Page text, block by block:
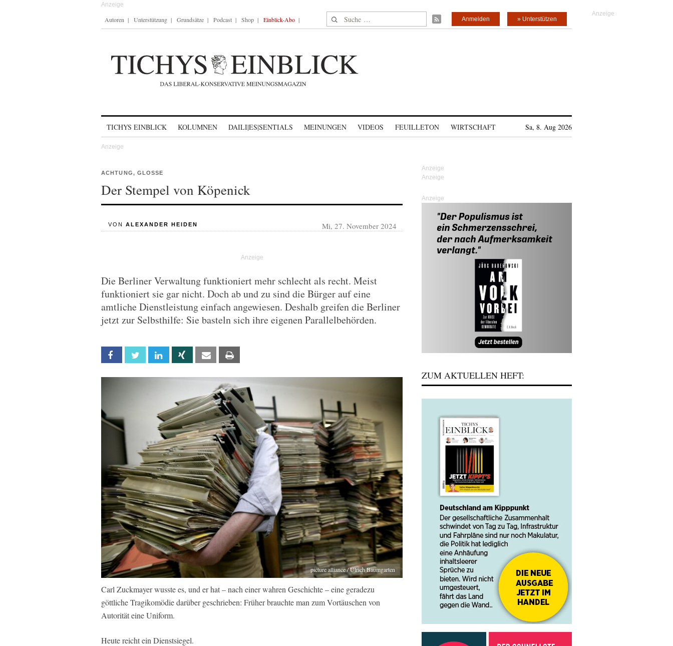
Autoren Unterstützung Grundsätze Podcast Shop Einblick-Abo Suche nach: » Unterstützen
Anmelden
TICHYS EINBLICK KOLUMNEN DAILI|ES|SENTIALS MEINUNGEN VIDEOS FEUILLETON WIRTSCHAFT Sa, 8. Aug 2026
ACHTUNG, GLOSSE
Der Stempel von Köpenick
VON ALEXANDER HEIDEN Mi, 27. November 2024
Die Berliner Verwaltung funktioniert mehr schlecht als recht. Meist
funktioniert sie gar nicht. Doch ab und zu sind die Bürger auf eine
amtliche Dienstleistung einfach angewiesen. Deshalb greifen die Berliner
jetzt zur Selbsthilfe: Sie basteln sich ihre eigenen Parallelbehörden.
Facebook Twitter Linkedin Xing Email
picture alliance / Ulrich Baumgarten
Carl Zuckmayer wusste es, und er hat – nach einer wahren Geschichte – eine geradezu
göttliche Tragikomödie darüber geschrieben: Früher brauchte man zum Vortäuschen von
Autorität eine Uniform.
Heute reicht ein Dienstsiegel.
Anzeige
ZUM AKTUELLEN HEFT: